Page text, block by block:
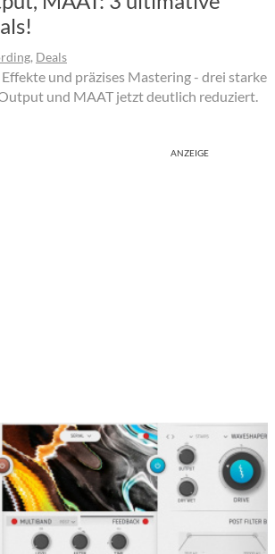
, Deals
und präzises Mastering - drei starke
und MAAT jetzt deutlich reduziert.
ANZEIGE